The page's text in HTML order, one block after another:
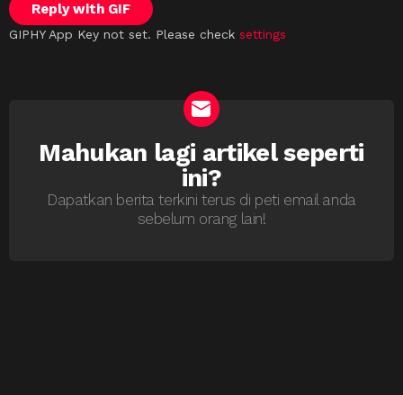
Reply with GIF
GIPHY App Key not set. Please check settings
NEWSLETTER
Mahukan lagi artikel seperti
ini?
Dapatkan berita terkini terus di peti email anda
sebelum orang lain!